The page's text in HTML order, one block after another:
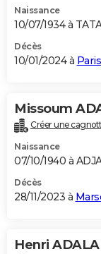
Dictionnaire
Biographies
Citations
Expressions
Proverbes
PROGRAMME TV
S'inscrire
Se connecter
Lycées
Collèges
Primaires
Universités
Entreprises
Service militaire
Avis de recherche
AVIS DE DÉCÈS
Bricolage
Lifestyle
Culture
Sport
Auto
Television
Voyage
Cinema
Naissance
10/07/1934 à
Décès
10/01/2024 à Paris
Missoum
Créer une
Naissance
07/10/1940 à
Décès
28/11/2023 à
Henri ADALA